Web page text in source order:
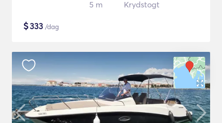
5 m
Krydstogt
$333 /dag